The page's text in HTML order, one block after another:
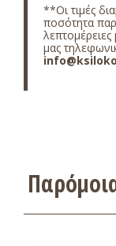
**Οι τιμές
ποσότητα
μας